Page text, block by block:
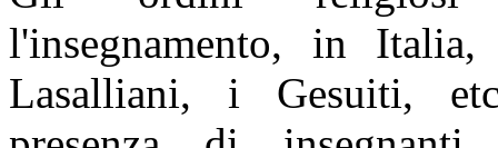
l'insegnamento, in
Lasalliani, i Gesuiti,